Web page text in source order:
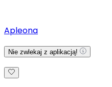
Apleona
Nie zwlekaj z aplikacją!